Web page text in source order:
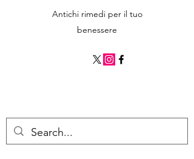
Antichi rimedi per il tuo
benessere